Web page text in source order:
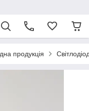
продукція